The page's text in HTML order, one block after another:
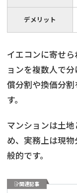
デメリット
イエコンに寄せ
ョンを複数人で
償分割や換価分
す。
マンションは土
め、実務上は現
般的です。
関連記事